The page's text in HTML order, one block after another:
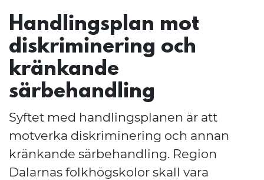
Handlingsplan mot
diskriminering och
kränkande
särbehandling
Syftet med handlingsplanen är att
motverka diskriminering och annan
kränkande särbehandling. Region
Dalarnas folkhögskolor skall vara